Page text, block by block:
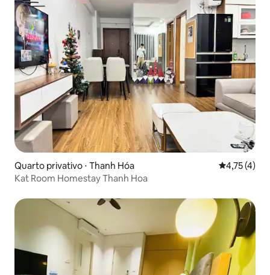
Quarto privativo ⋅ Thanh Hóa 4,75 de
4,75 (4)
Kat Room Homestay Thanh Hoa